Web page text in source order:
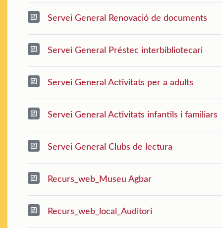
Servei General Renovació de documents
Servei General Préstec interbibliotecari
Servei General Activitats per a adults
Servei General Activitats infantils i familiars
Servei General Clubs de lectura
Recurs_web_Museu Agbar
Recurs_web_local_Auditori